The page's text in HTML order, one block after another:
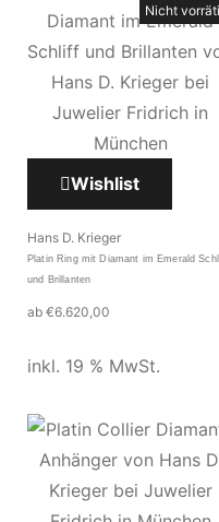
Nicht
Wishlist
Hans D. Krieger
Platin Ring mit Diamant im Emerald
und Brillanten
ab €6.620,00
inkl. 19 % MwSt.